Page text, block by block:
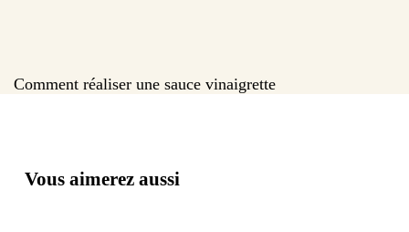
Comment réaliser une sauce vinaigrette
Vous aimerez aussi